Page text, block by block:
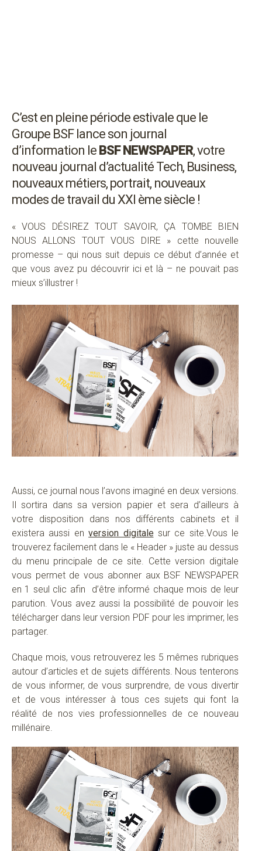
C’est en pleine période estivale que le
Groupe BSF lance son journal
d’information le BSF NEWSPAPER, votre
nouveau journal d’actualité Tech, Business,
nouveaux métiers, portrait, nouveaux
modes de travail du XXI ème siècle !
« VOUS DÉSIREZ TOUT SAVOIR, ÇA TOMBE BIEN
NOUS ALLONS TOUT VOUS DIRE » cette nouvelle
promesse – qui nous suit depuis ce début d’année et
que vous avez pu découvrir ici et là – ne pouvait pas
mieux s’illustrer !
Aussi, ce journal nous l’avons imaginé en deux versions.
Il sortira dans sa version papier et sera d’ailleurs à
votre disposition dans nos différents cabinets et il
existera aussi enversion digitalesur ce site.Vous le
trouverez facilement dans le « Header » juste au dessus
du menu principale de ce site. Cette version digitale
vous permet de vous abonner aux BSF NEWSPAPER
en 1 seul clic afin d’être informé chaque mois de leur
parution. Vous avez aussi la possibilité de pouvoir les
télécharger dans leur version PDF pour les imprimer, les
partager.
Chaque mois, vous retrouverez les 5 mêmes rubriques
autour d’articles et de sujets différents. Nous tenterons
de vous informer, de vous surprendre, de vous divertir
et de vous intéresser à tous ces sujets qui font la
réalité de nos vies professionnelles de ce nouveau
millénaire.
Lecteur
vidéo